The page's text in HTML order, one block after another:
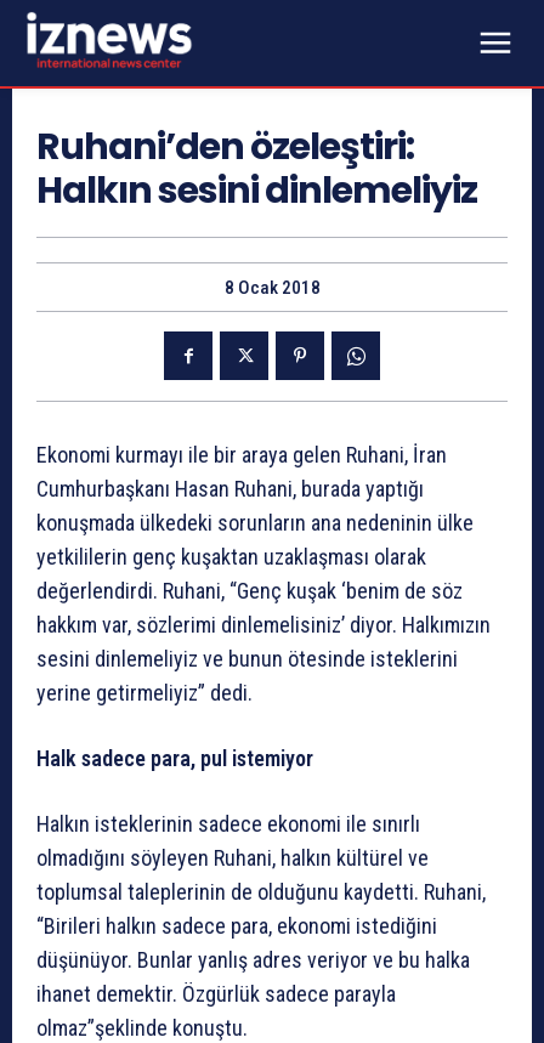
Ruhani’den özeleştiri:
Halkın sesini dinlemeliyiz
8 Ocak 2018
Ekonomi kurmayı ile bir araya gelen Ruhani, İran
Cumhurbaşkanı Hasan Ruhani, burada yaptığı
konuşmada ülkedeki sorunların ana nedeninin ülke
yetkililerin genç kuşaktan uzaklaşması olarak
değerlendirdi. Ruhani, “Genç kuşak ‘benim de söz
hakkım var, sözlerimi dinlemelisiniz’ diyor. Halkımızın
sesini dinlemeliyiz ve bunun ötesinde isteklerini
yerine getirmeliyiz” dedi.
Halk sadece para, pul istemiyor
Halkın isteklerinin sadece ekonomi ile sınırlı
olmadığını söyleyen Ruhani, halkın kültürel ve
toplumsal taleplerinin de olduğunu kaydetti. Ruhani,
“Birileri halkın sadece para, ekonomi istediğini
düşünüyor. Bunlar yanlış adres veriyor ve bu halka
ihanet demektir. Özgürlük sadece parayla
olmaz”şeklinde konuştu.